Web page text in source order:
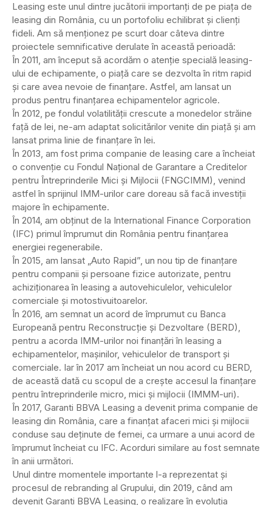
Leasing este unul dintre jucătorii importanţi de pe piaţa de
leasing din România, cu un portofoliu echilibrat şi clienţi
fideli. Am să menţionez pe scurt doar câteva dintre
proiectele semnificative derulate în această perioadă:
În 2011, am început să acordăm o atenţie specială leasing-
ului de echipamente, o piaţă care se dezvolta în ritm rapid
şi care avea nevoie de finanţare. Astfel, am lansat un
produs pentru finanţarea echipamentelor agricole.
În 2012, pe fondul volatilităţii crescute a monedelor străine
faţă de lei, ne-am adaptat solicitărilor venite din piaţă şi am
lansat prima linie de finanţare în lei.
În 2013, am fost prima companie de leasing care a încheiat
o convenţie cu Fondul Naţional de Garantare a Creditelor
pentru Întreprinderile Mici şi Mijlocii (FNGCIMM), venind
astfel în sprijinul IMM-urilor care doreau să facă investiţii
majore în echipamente.
În 2014, am obţinut de la International Finance Corporation
(IFC) primul împrumut din România pentru finanţarea
energiei regenerabile.
În 2015, am lansat „Auto Rapid”, un nou tip de finanţare
pentru companii şi persoane fizice autorizate, pentru
achiziţionarea în leasing a autovehiculelor, vehiculelor
comerciale şi motostivuitoarelor.
În 2016, am semnat un acord de împrumut cu Banca
Europeană pentru Reconstrucţie şi Dezvoltare (BERD),
pentru a acorda IMM-urilor noi finanţări în leasing a
echipamentelor, maşinilor, vehiculelor de transport şi
comerciale. Iar în 2017 am încheiat un nou acord cu BERD,
de această dată cu scopul de a creşte accesul la finanţare
pentru întreprinderile micro, mici şi mijlocii (IMMM-uri).
În 2017, Garanti BBVA Leasing a devenit prima companie de
leasing din România, care a finanţat afaceri mici şi mijlocii
conduse sau deţinute de femei, ca urmare a unui acord de
împrumut încheiat cu IFC. Acorduri similare au fost semnate
în anii următori.
Unul dintre momentele importante l-a reprezentat şi
procesul de rebranding al Grupului, din 2019, când am
devenit Garanti BBVA Leasing, o realizare în evoluţia